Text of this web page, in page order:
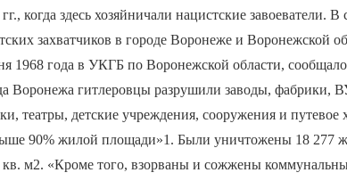
когда здесь хозяйничали нацистские завоеватели. В
захватчиков в городе Воронеже и Воронежской
1968 года в УКГБ по Воронежской области,
Воронежа гитлеровцы разрушили заводы, фабрики,
театры, детские учреждения, сооружения и путевое
90% жилой площади»1. Были уничтожены 18 277
м2. «Кроме того, взорваны и сожжены